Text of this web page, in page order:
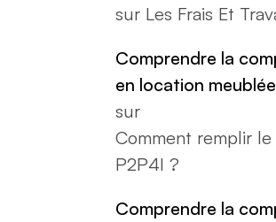
sur Les Frais Et
Comprendre la
en location
sur
Comment remplir
P2P4I ?
Comprendre la